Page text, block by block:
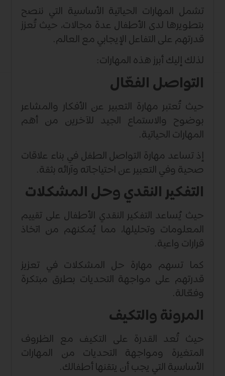
تشمل المهارات الحياتية الأساسية التي ننصح
بتطويرها لدى الأطفال عدة مجالات، حيث تُعزز
قدرتهم على التفاعل الإيجابي مع العالم.
لذلك إليك أبرز هذه المهارات:
التواصل الفعّال
حيث تُعتبر مهارة التعبير عن الأفكار والمشاعر
بوضوح والاستماع الجيد للآخرين من أهم
المهارات الحياتية.
إذ تساعد مهارة التواصل الطفل في بناء علاقات
صحية وفي التعبير عن احتياجاته وآرائه بثقة.
التفكير النقدي وحل المشكلات
حيث يُساعد التفكير النقدي الأطفال على تقييم
المعلومات وتحليلها، مما يُمكنهم من اتخاذ
قرارات واعية.
كما تسهم مهارة حل المشكلات في تعزيز
قدرتهم على مواجهة التحديات بطرق مبتكرة
وفعّالة.
المرونة والتكيف
حيث تُعد القدرة على التكيف مع الظروف
المتغيرة ومواجهة التحديات من المهارات
الأساسية التي يجب أن يتقنها أطفالك.